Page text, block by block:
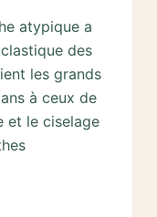
atypique a
des
les grands
à ceux de
et le ciselage